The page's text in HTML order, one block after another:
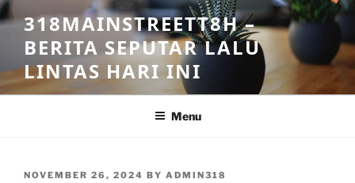
Skip
to
content
318MAINSTREETT8H –
BERITA SEPUTAR LALU
LINTAS HARI INI
Menu
POSTED
NOVEMBER 26, 2024 BY ADMIN318